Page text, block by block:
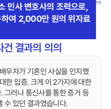
민사 변호사의 조력으로,
여 2,000만 원의 위자료
건 결과의 의의
우자가 기혼인 사실을 인지했
한 입증. 크게 이 2가지에 대한
그러나 통신사를 통한 증거 등
수 있던 결과였습니다.